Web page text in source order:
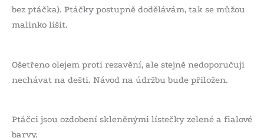
bez ptáčka). Ptáčky postupně dodělávám, tak se můžou
malinko lišit.
Ošetřeno olejem proti rezavění, ale stejně nedoporučuji
nechávat na dešti. Návod na údržbu bude přiložen.
Ptáčci jsou ozdobení skleněnými lístečky zelené a fialové
barvy.